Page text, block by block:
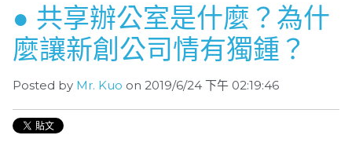
● 共享辦公室是什麼？為什
麼讓新創公司情有獨鍾？
Posted by Mr. Kuo on 2019/6/24 下午 02:19:46